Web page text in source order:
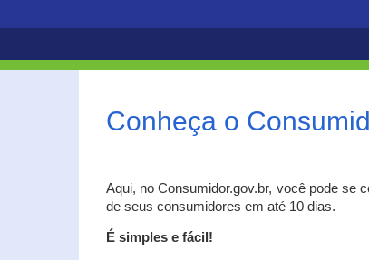
Conheça o
Aqui, no Consumidor.gov.br, você pode se
de seus consumidores em até 10 dias.
É simples e fácil!